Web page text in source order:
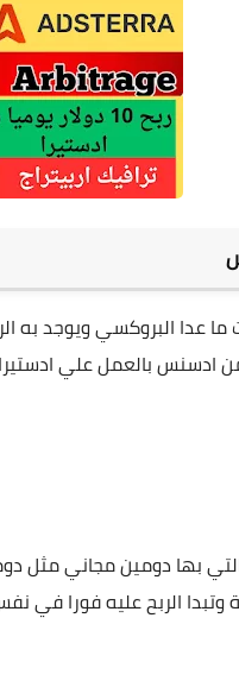
ما عدا البروكسي ويوجد به
بالعمل علي
بها دومين مجاني مثل
الربح عليه فورا في